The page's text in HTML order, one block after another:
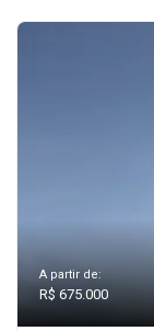
A partir de:
R$ 675.000